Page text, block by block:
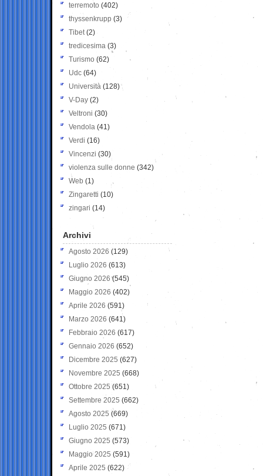
terremoto (402)
thyssenkrupp (3)
Tibet(2)
tredicesima (3)
Turismo (62)
Udc (64)
Università (128)
V-Day (2)
Veltroni (30)
Vendola (41)
Verdi (16)
Vincenzi (30)
violenza sulle donne (342)
Web (1)
Zingaretti (10)
zingari (14)
Archivi
Agosto 2026 (129)
Luglio 2026 (613)
Giugno 2026 (545)
Maggio 2026 (402)
Aprile 2026 (591)
Marzo 2026 (641)
Febbraio 2026 (617)
Gennaio 2026 (652)
Dicembre 2025 (627)
Novembre 2025 (668)
Ottobre 2025 (651)
Settembre 2025 (662)
Agosto 2025 (669)
Luglio 2025 (671)
Giugno 2025 (573)
Maggio 2025 (591)
Aprile 2025 (622)